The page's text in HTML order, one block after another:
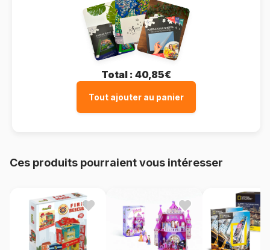
Total : 40,85€
Tout ajouter au panier
Ces produits pourraient vous intéresser